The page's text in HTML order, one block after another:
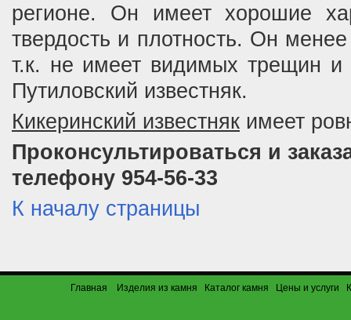
регионе. Он имеет хорошие
твердость и плотность. Он
т.к. не имеет видимых трещин и
Путиловский известняк.
Кикеринский известняк имеет
Проконсультироваться и
телефону 954-56-33
К началу страницы
Цены и услуги
Каталог камня
Изделия из камня
Главная